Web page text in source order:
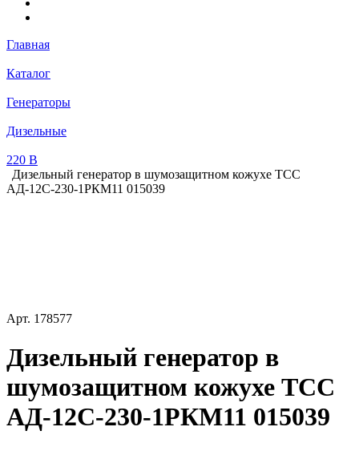
Главная
Каталог
Генераторы
Дизельные
220 В
Дизельный генератор в шумозащитном кожухе ТСС
АД-12С-230-1РКМ11 015039
Арт. 178577
Дизельный генератор в
шумозащитном кожухе ТСС
АД-12С-230-1РКМ11 015039